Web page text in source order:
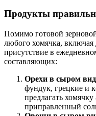
Продукты
Помимо готовой
любого хомячка,
присутствие в
составляющих:
Орехи в сыром
фундук, грецкие и
предлагать
приправленный